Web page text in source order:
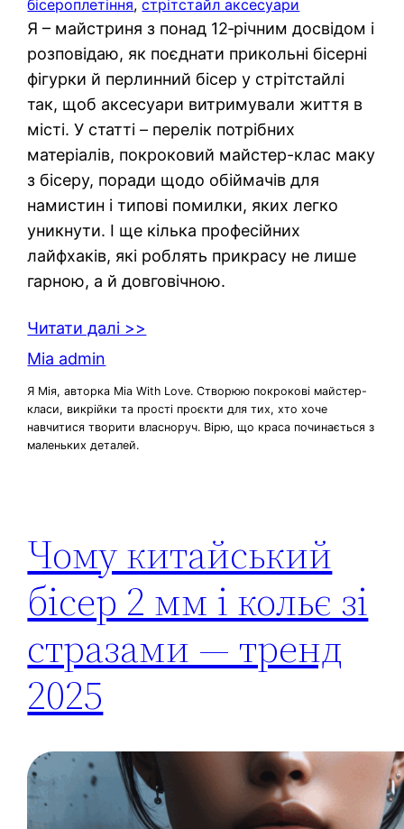
бісероплетіння, стрітстайл аксесуари
Я – майстриня з понад 12‑річним досвідом і
розповідаю, як поєднати прикольні бісерні
фігурки й перлинний бісер у стрітстайлі
так, щоб аксесуари витримували життя в
місті. У статті – перелік потрібних
матеріалів, покроковий майстер-клас маку
з бісеру, поради щодо обіймачів для
намистин і типові помилки, яких легко
уникнути. І ще кілька професійних
лайфхаків, які роблять прикрасу не лише
гарною, а й довговічною.
Читати далі >>
Mia admin
Я Мія, авторка Mia With Love. Створюю покрокові майстер-
класи, викрійки та прості проєкти для тих, хто хоче
навчитися творити власноруч. Вірю, що краса починається з
маленьких деталей.
Чому китайський
бісер 2 мм і кольє зі
стразами — тренд
2025